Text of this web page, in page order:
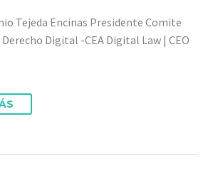
Tejeda Encinas Presidente Comite
Digital -CEA Digital Law | CEO